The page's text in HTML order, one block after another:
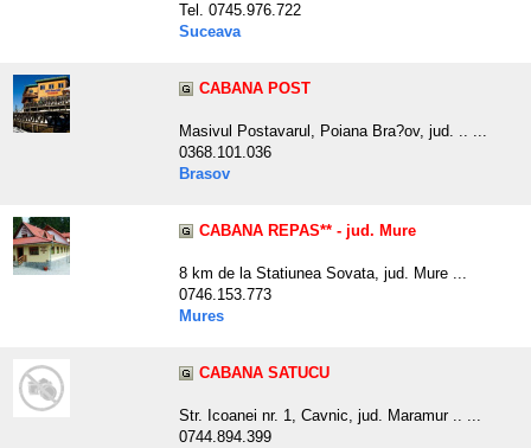
Tel. 0745.976.722
Suceava
CABANA POST
Masivul Postavarul, Poiana Bra?ov, jud. .. ...
0368.101.036
Brasov
CABANA REPAS** - jud. Mure
8 km de la Statiunea Sovata, jud. Mure ...
0746.153.773
Mures
CABANA SATUCU
Str. Icoanei nr. 1, Cavnic, jud. Maramur .. ...
0744.894.399